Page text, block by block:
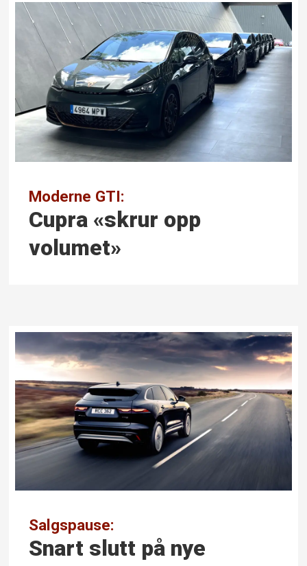
Moderne GTI:
Cupra «skrur opp
volumet»
Salgspause:
Snart slutt på nye